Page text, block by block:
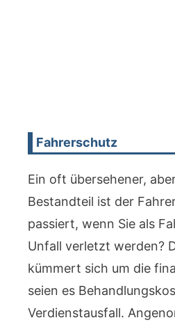
Fahrerschutz
Ein oft übersehener,
Bestandteil ist der
passiert, wenn Sie als
Unfall verletzt werden?
kümmert sich um die
seien es
Verdienstausfall.